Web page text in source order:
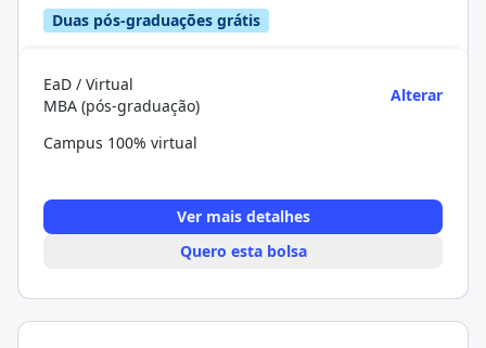
Duas pós-graduações grátis
EaD / Virtual
MBA (pós-graduação)
Alterar
Campus 100% virtual
Ver mais detalhes
Quero esta bolsa